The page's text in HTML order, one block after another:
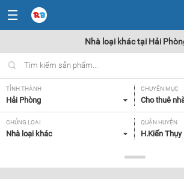
Nhà loại khác tại Hải
TỈNH THÀNH
Hải Phòng
CHUYÊN MỤC
Cho thuê
CHỦNG LOẠI
Nhà loại khác
QUẬN HUYỆN
H.Kiến Thụy
Tất cả
TIỆN ÍCH
Tất cả